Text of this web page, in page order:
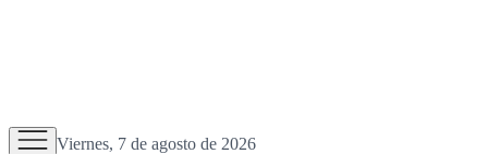
Viernes, 7 de agosto de 2026